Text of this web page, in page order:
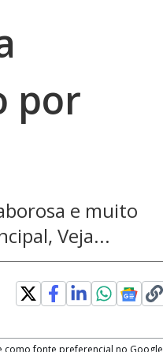
por
e muito
Veja...
como fonte preferencial no Google